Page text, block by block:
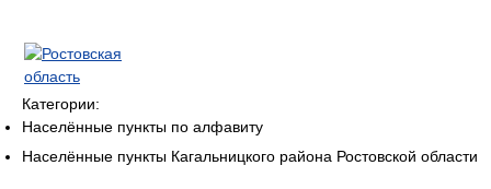
Категории:
Населённые пункты по алфавиту
Населённые пункты Кагальницкого района Ростовской области